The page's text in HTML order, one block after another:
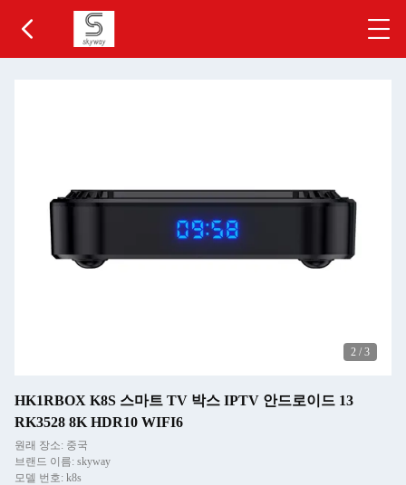
2 / 3
HK1RBOX K8S 스마트 TV 박스 IPTV 안드로이드 13
RK3528 8K HDR10 WIFI6
원래 장소: 중국
브랜드 이름: skyway
모델 번호: k8s